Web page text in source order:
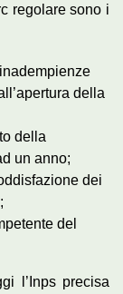
regolare sono i
della
della
un anno;
dei
del
l’Inps precisa